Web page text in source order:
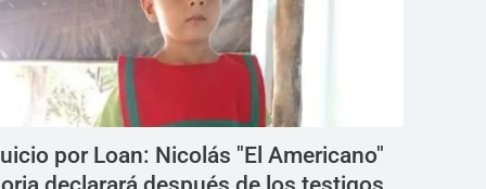
por Loan: Nicolás "El Americano"